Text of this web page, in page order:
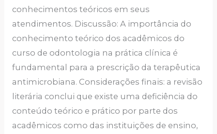
conhecimentos teóricos em seus
atendimentos. Discussão: A importância do
conhecimento teórico dos acadêmicos do
curso de odontologia na prática clínica é
fundamental para a prescrição da terapêutica
antimicrobiana. Considerações finais: a revisão
literária conclui que existe uma deficiência do
conteúdo teórico e prático por parte dos
acadêmicos como das instituições de ensino,